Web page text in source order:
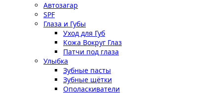
Автозагар
SPF
Глаза и Губы
Уход для Губ
Кожа Вокруг Глаз
Патчи под глаза
Улыбка
Зубные пасты
Зубные щётки
Ополаскиватели